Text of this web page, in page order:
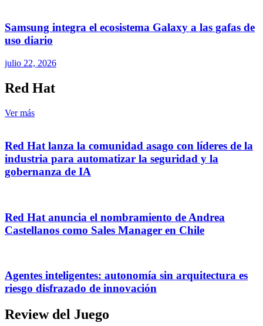
Samsung integra el ecosistema Galaxy a las gafas de
uso diario
julio 22, 2026
Red Hat
Ver más
Red Hat lanza la comunidad asago con líderes de la
industria para automatizar la seguridad y la
gobernanza de IA
Red Hat anuncia el nombramiento de Andrea
Castellanos como Sales Manager en Chile
Agentes inteligentes: autonomía sin arquitectura es
riesgo disfrazado de innovación
Review del Juego